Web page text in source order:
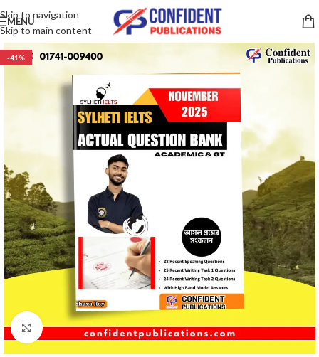
Skip to navigation
Skip to main content
MENU
-41%
Click to enlarge